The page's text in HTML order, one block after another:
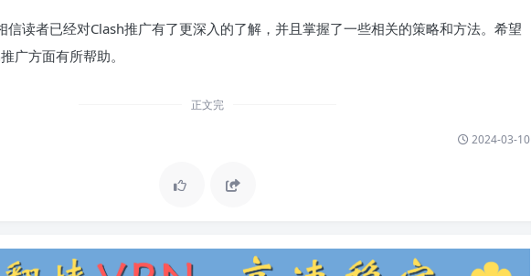
信读者已经对Clash推广有了更深入的了解，并且掌握了一些相关的策略和方法。希望
广方面有所帮助。
正文完
2024-03-10